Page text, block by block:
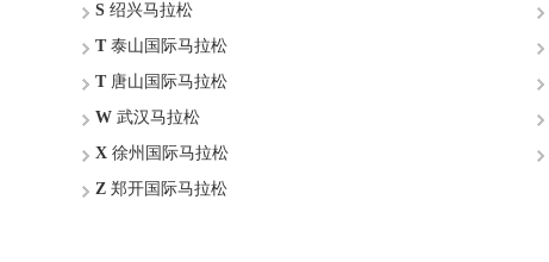
S绍兴马拉松
T泰山国际马拉松
T唐山国际马拉松
W武汉马拉松
X徐州国际马拉松
Z郑开国际马拉松